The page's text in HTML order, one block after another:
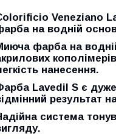
Veneziano
на водній
фарба на
нанесення.
Lavedil S є дуже
результат
система